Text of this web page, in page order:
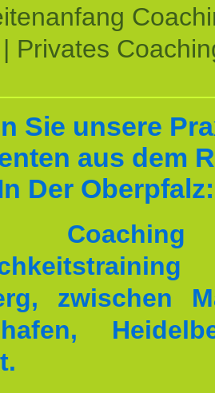
Privates
Sie unsere
aus dem
Der Oberpfalz:
zwischen